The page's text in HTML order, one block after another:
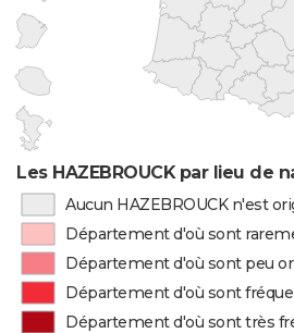
Les HAZEBROUCK par lieu de
Aucun HAZEBROUCK n'est
Département d'où sont
Département d'où sont peu
Département d'où sont
Département d'où sont très